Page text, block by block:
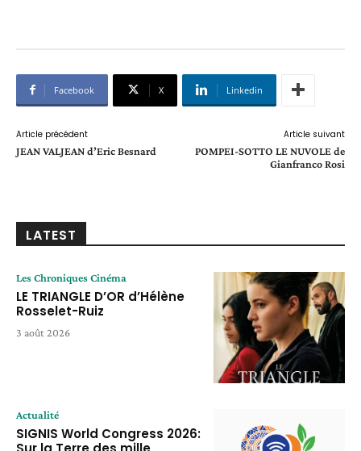
Facebook X Linkedin
Article précédent
JEAN VALJEAN d’Eric Besnard
Article suivant
POMPEI-SOTTO LE NUVOLE de
Gianfranco Rosi
LATEST
Les Chroniques Cinéma
LE TRIANGLE D’OR d’Hélène
Rosselet-Ruiz
3 août 2026
Actualité
SIGNIS World Congress 2026: